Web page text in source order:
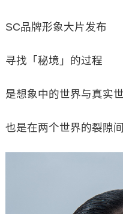
SC品牌形象大片发布
寻找「秘境」的过程
是想象中的世界与真实
也是在两个世界的裂隙